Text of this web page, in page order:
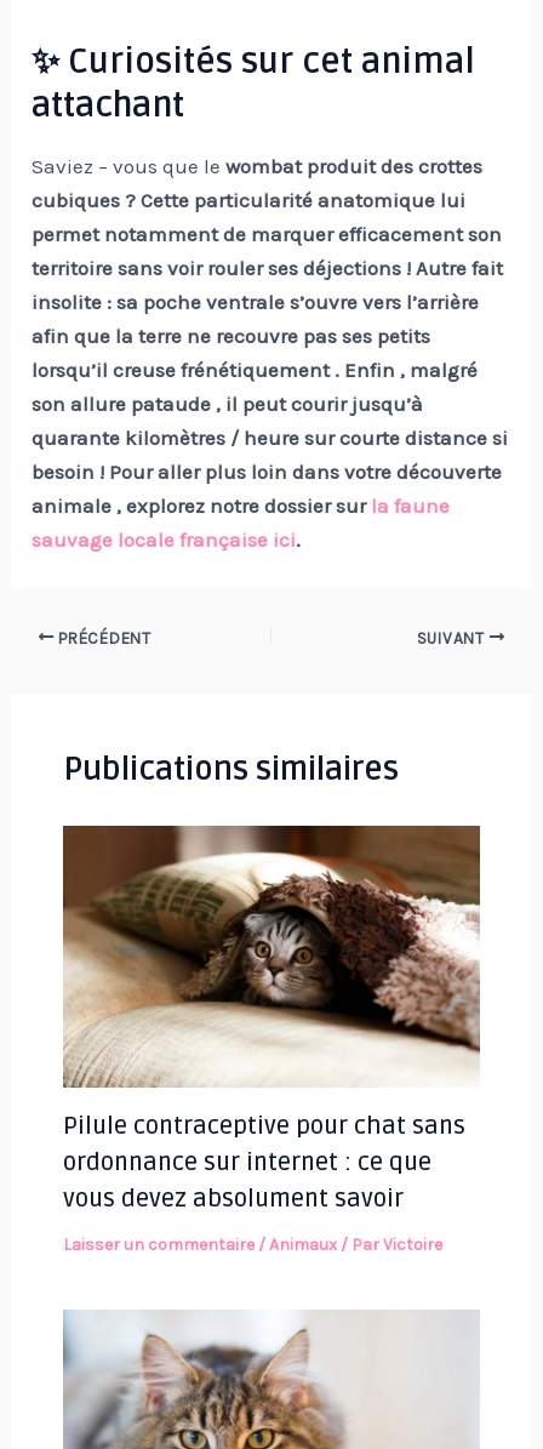
✨ Curiosités sur cet animal
attachant
Saviez – vous que lewombat produit des crottes
cubiques ? Cette particularité anatomique lui
permet notamment de marquer efficacement son
territoire sans voir rouler ses déjections ! Autre fait
insolite : sa poche ventrale s’ouvre vers l’arrière
afin que la terre ne recouvre pas ses petits
lorsqu’il creuse frénétiquement . Enfin , malgré
son allure pataude , il peut courir jusqu’à
quarante kilomètres / heure sur courte distance si
besoin ! Pour aller plus loin dans votre découverte
animale , explorez notre dossier sur la faune
sauvage locale française ici.
Navigation
PRÉCÉDENT SUIVANT
Publications similaires
Pilule contraceptive pour chat sans
ordonnance sur internet : ce que
vous devez absolument savoir
Laisser un commentaire /Animaux/ ParVictoire